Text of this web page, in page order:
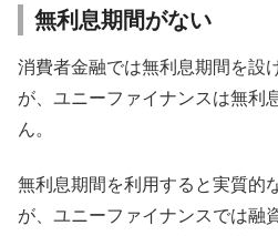
無利息期間がない
消費者金融では無利息期間を設
が、ユニーファイナンスは無利
ん。
無利息期間を利用すると実質的
が、ユニーファイナンスでは融